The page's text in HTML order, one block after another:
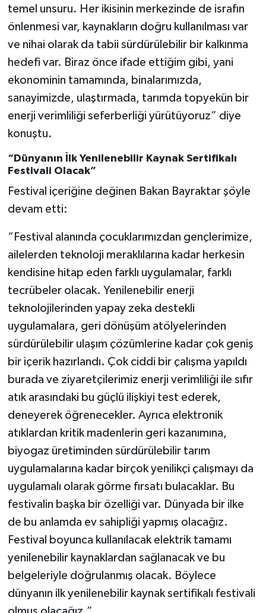
temel unsuru. Her ikisinin merkezinde de israfın
önlenmesi var, kaynakların doğru kullanılması var
ve nihai olarak da tabii sürdürülebilir bir kalkınma
hedefi var. Biraz önce ifade ettiğim gibi, yani
ekonominin tamamında, binalarımızda,
sanayimizde, ulaştırmada, tarımda topyekün bir
enerji verimliliği seferberliği yürütüyoruz” diye
konuştu.
“Dünyanın İlk Yenilenebilir Kaynak Sertifikalı
Festivali Olacak”
Festival içeriğine değinen Bakan Bayraktar şöyle
devam etti:
“Festival alanında çocuklarımızdan gençlerimize,
ailelerden teknoloji meraklılarına kadar herkesin
kendisine hitap eden farklı uygulamalar, farklı
tecrübeler olacak. Yenilenebilir enerji
teknolojilerinden yapay zeka destekli
uygulamalara, geri dönüşüm atölyelerinden
sürdürülebilir ulaşım çözümlerine kadar çok geniş
bir içerik hazırlandı. Çok ciddi bir çalışma yapıldı
burada ve ziyaretçilerimiz enerji verimliliği ile sıfır
atık arasındaki bu güçlü ilişkiyi test ederek,
deneyerek öğrenecekler. Ayrıca elektronik
atıklardan kritik madenlerin geri kazanımına,
biyogaz üretiminden sürdürülebilir tarım
uygulamalarına kadar birçok yenilikçi çalışmayı da
uygulamalı olarak görme fırsatı bulacaklar. Bu
festivalin başka bir özelliği var. Dünyada bir ilke
de bu anlamda ev sahipliği yapmış olacağız.
Festival boyunca kullanılacak elektrik tamamı
yenilenebilir kaynaklardan sağlanacak ve bu
belgeleriyle doğrulanmış olacak. Böylece
dünyanın ilk yenilenebilir kaynak sertifikalı festivali